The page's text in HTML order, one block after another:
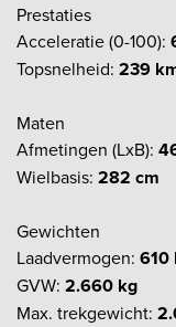
Prestaties
Acceleratie (0-100):
Topsnelheid: 239
Maten
Afmetingen (LxB):
Wielbasis: 282 cm
Gewichten
Laadvermogen: 610
GVW: 2.660 kg
Max. trekgewicht: